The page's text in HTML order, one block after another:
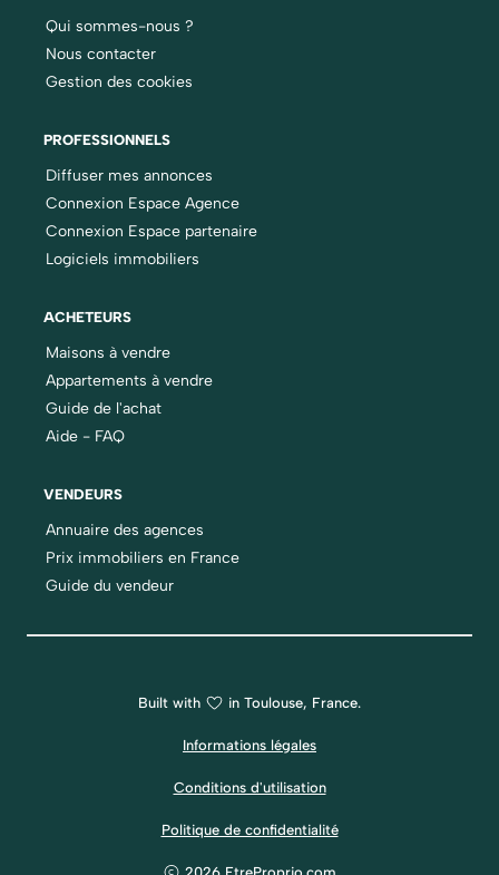
Qui sommes-nous ?
Nous contacter
Gestion des cookies
PROFESSIONNELS
Diffuser mes annonces
Connexion Espace Agence
Connexion Espace partenaire
Logiciels immobiliers
ACHETEURS
Maisons à vendre
Appartements à vendre
Guide de l'achat
Aide - FAQ
VENDEURS
Annuaire des agences
Prix immobiliers en France
Guide du vendeur
Built with in Toulouse, France.
Informations légales
Conditions d'utilisation
Politique de confidentialité